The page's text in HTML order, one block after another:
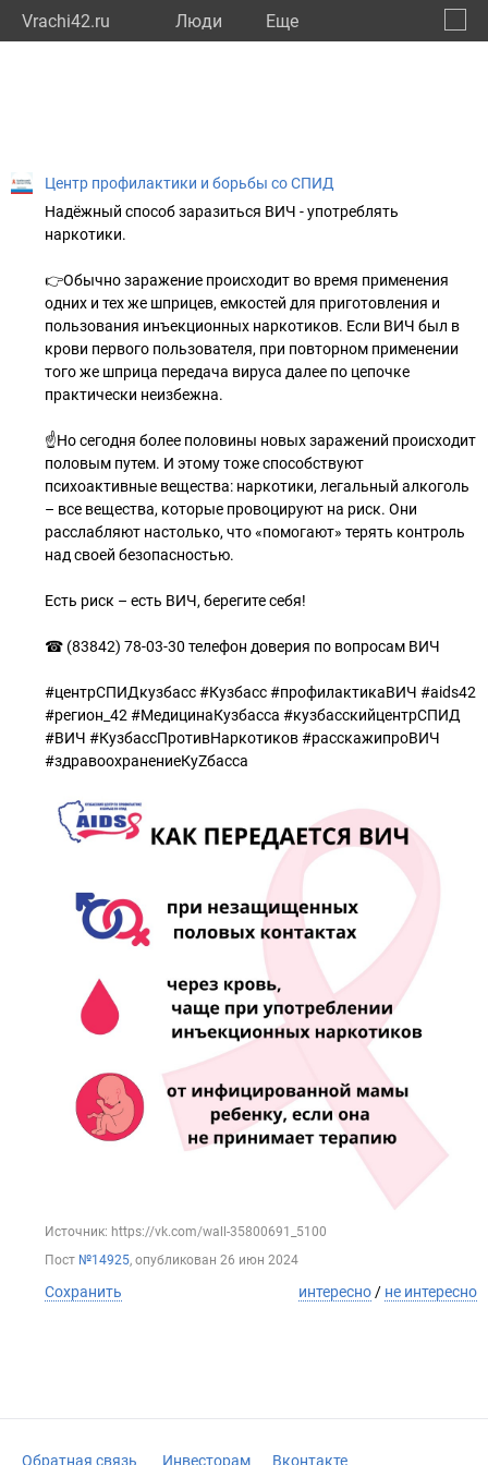
Vrachi42.ru Люди Eще
Центр профилактики и борьбы со СПИД
Надёжный способ заразиться ВИЧ - употреблять
наркотики.
👉Обычно заражение происходит во время применения
одних и тех же шприцев, емкостей для приготовления и
пользования инъекционных наркотиков. Если ВИЧ был в
крови первого пользователя, при повторном применении
того же шприца передача вируса далее по цепочке
практически неизбежна.
☝Но сегодня более половины новых заражений происходит
половым путем. И этому тоже способствуют
психоактивные вещества: наркотики, легальный алкоголь
– все вещества, которые провоцируют на риск. Они
расслабляют настолько, что «помогают» терять контроль
над своей безопасностью.
Есть риск – есть ВИЧ, берегите себя!
☎ (83842) 78-03-30 телефон доверия по вопросам ВИЧ
#центрСПИДкузбасс #Кузбасс #профилактикаВИЧ #aids42
#регион_42 #МедицинаКузбасса #кузбасскийцентрСПИД
#ВИЧ #КузбассПротивНаркотиков #расскажипроВИЧ
#здравоохранениеКуZбасса
Источник: https://vk.com/wall-35800691_5100
Пост №14925, опубликован 26 июн 2024
Сохранить интересно / не интересно
Обратная связь Инвесторам Вконтакте